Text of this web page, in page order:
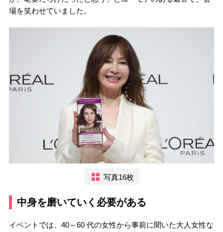
場を笑わせていました。
写真16枚
中身を磨いていく必要がある
イベントでは、40～60 代の女性から事前に聞いた大人女性な